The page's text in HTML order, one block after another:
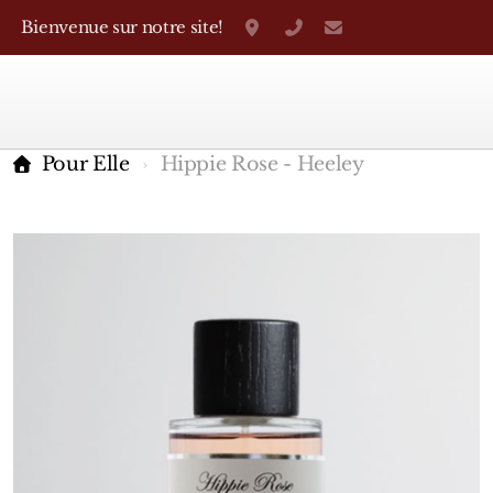
Bienvenue sur notre site! Grand-Rue 38, Genève
+41 22 310 38 75
Pour Elle Hippie Rose - Heeley